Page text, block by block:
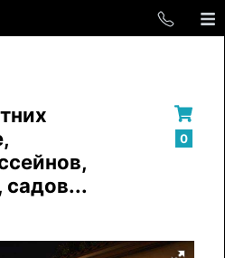
садов...
0